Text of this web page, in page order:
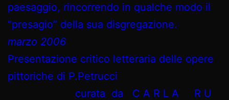
paesaggio, rincorrendo in qualche modo il
“presagio” della sua disgregazione.
marzo 2006
Presentazione critico letteraria delle opere
pittoriche di P.Petrucci
curata da C A R L A R U